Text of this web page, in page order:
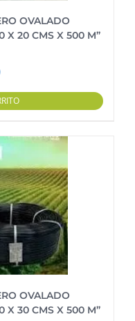
OVALADO
X 20 CMS X 500 M”
OVALADO
X 30 CMS X 500 M”